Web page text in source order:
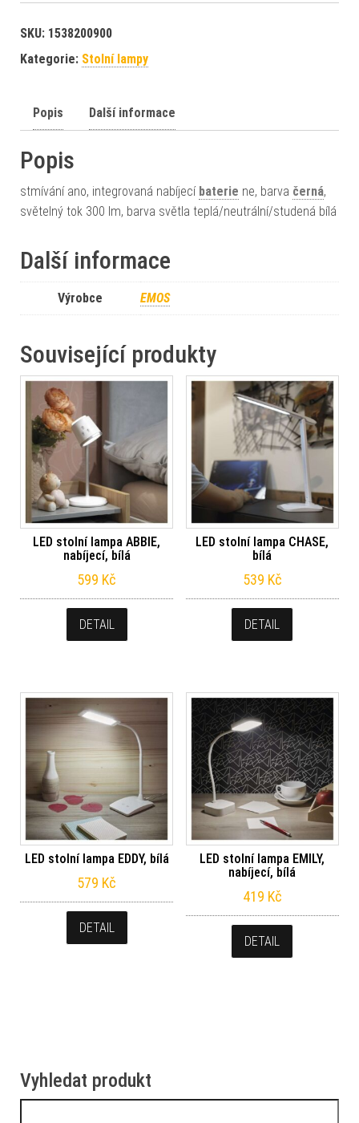
SKU: 1538200900
Kategorie: Stolní lampy
Popis Další informace
Popis
stmívání ano, integrovaná nabíjecí baterie ne, barva černá,
světelný tok 300 lm, barva světla teplá/neutrální/studená bílá
Další informace
Výrobce EMOS
Související produkty
LED stolní lampa ABBIE,
nabíjecí, bílá
599 Kč
DETAIL
LED stolní lampa CHASE,
bílá
539 Kč
DETAIL
LED stolní lampa EDDY, bílá
579 Kč
DETAIL
LED stolní lampa EMILY,
nabíjecí, bílá
419 Kč
DETAIL
Vyhledat produkt